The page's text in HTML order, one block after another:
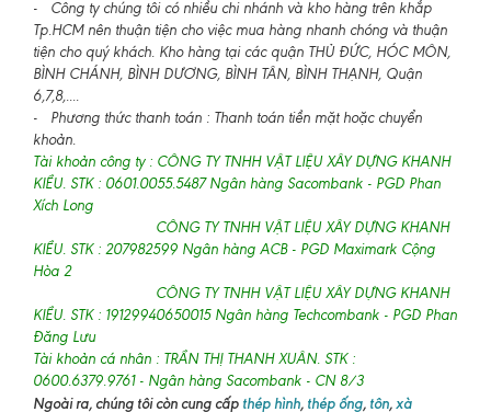
- Công ty chúng tôi có nhiều chi nhánh và kho hàng trên khắp
Tp.HCM nên thuận tiện cho việc mua hàng nhanh chóng và thuận
tiện cho quý khách. Kho hàng tại các quận THỦ ĐỨC, HÓC MÔN,
BÌNH CHÁNH, BÌNH DƯƠNG, BÌNH TÂN, BÌNH THẠNH, Quận
6,7,8,....
- Phương thức thanh toán : Thanh toán tiền mặt hoặc chuyển
khoản.
Tài khoản công ty : CÔNG TY TNHH VẬT LIỆU XÂY DỰNG KHANH
KIỀU. STK : 0601.0055.5487 Ngân hàng Sacombank - PGD Phan
Xích Long
CÔNG TY TNHH VẬT LIỆU XÂY DỰNG KHANH
KIỀU. STK : 207982599 Ngân hàng ACB - PGD Maximark Cộng
Hòa 2
CÔNG TY TNHH VẬT LIỆU XÂY DỰNG KHANH
KIỀU. STK : 19129940650015 Ngân hàng Techcombank - PGD Phan
Đăng Lưu
Tài khoản cá nhân : TRẦN THỊ THANH XUÂN. STK :
0600.6379.9761 - Ngân hàng Sacombank - CN 8/3
Ngoài ra, chúng tôi còn cung cấp thép hình, thép ống, tôn, xà